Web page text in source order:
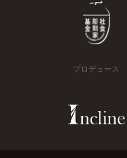
プロデュース